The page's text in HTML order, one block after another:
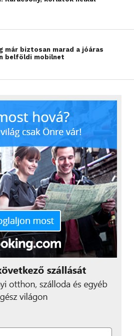
már biztosan marad a jóáras
belföldi mobilnet